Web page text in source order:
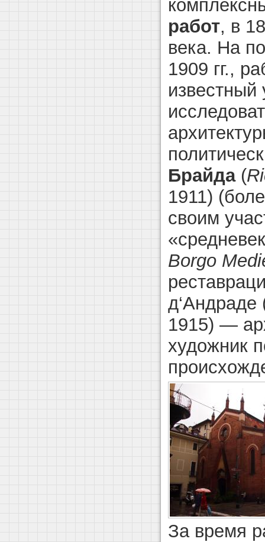
работ, в
века. На
1909 гг.,
известный
Брайда(
1911)
своим
Borgo
д‘Андраде
1915) —
художник
За время